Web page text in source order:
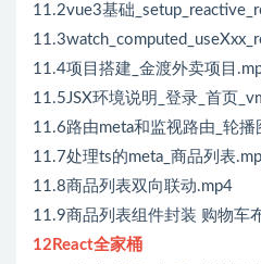
11.2vue3基础
11.4项目搭建_金渡外卖项目
11.5JSX环境说明_登录_首页
11.6路由meta和监视路由_轮播
11.7处理ts的meta_商品列表
11.8商品列表双向联动.mp4
11.9商品列表组件封装 购物车
12React全家桶